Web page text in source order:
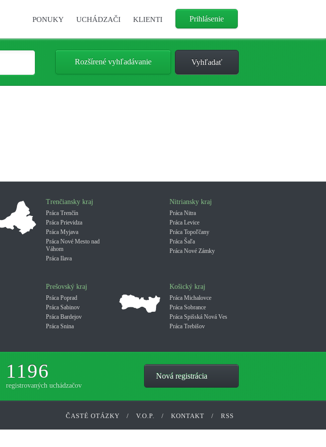
Prihlásenie
PONUKY UCHÁDZAČI KLIENTI
Rozšírené vyhľadávanie
Trenčiansky kraj
Práca Trenčín
Práca Prievidza
Práca Myjava
Práca Nové Mesto nad
Váhom
Práca Ilava
Nitriansky kraj
Práca Nitra
Práca Levice
Práca Topoľčany
Práca Šaľa
Práca Nové Zámky
Prešovský kraj
Práca Poprad
Práca Sabinov
Práca Bardejov
Práca Snina
Košický kraj
Práca Michalovce
Práca Sobrance
Práca Spišská Nová Ves
Práca Trebišov
1196
registrovaných uchádzačov
Nová registrácia
ČASTÉ OTÁZKY / V.O.P. / KONTAKT / RSS